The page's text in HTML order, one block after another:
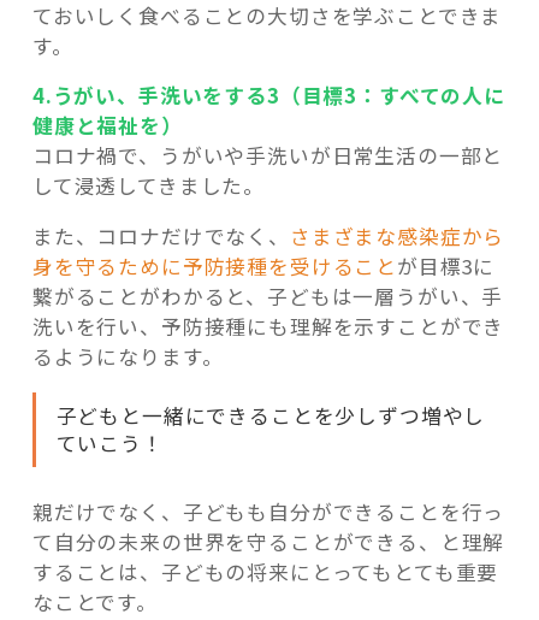
ておいしく食べることの大切さを学ぶことできま
す。
4.うがい、手洗いをする3（目標3：すべての人に
健康と福祉を）
コロナ禍で、うがいや手洗いが日常生活の一部と
して浸透してきました。
また、コロナだけでなく、 さまざまな感染症から
身を守るために予防接種を受けることが目標3に
繋がることがわかると、子どもは一層うがい、手
洗いを行い、予防接種にも理解を示すことができ
るようになります。
子どもと一緒にできることを少しずつ増やし
ていこう！
親だけでなく、子どもも自分ができることを行っ
て自分の未来の世界を守ることができる、と理解
することは、子どもの将来にとってもとても重要
なことです。